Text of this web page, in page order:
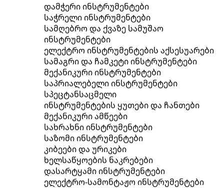
დამჭერი ინსტრუმენტები
საჭრელი ინსტრუმენტები
სამღებრო და ქვაზე სამუშაო
ინსტრუმენტები
ელექტრო ინსტრუმენტების აქსესუარები
სამაგრი და ჩამკეტი ინსტრუმენტები
მექანიკური ინსტრუმენტები
საპრიალებელი ინსტრუმენტები
სპეცტანსაცმელი
ინსტრუმენტების ყუთები და ჩანთები
მექანიკური ამწეები
სახრახნი ინსტრუმენტები
საზომი ინსტრუმენტები
კიბეები და ურიკები
ხელსაწყოების ნაკრებები
დასარტყამი ინსტრუმენტები
ელექტრო-სამონტაჟო ინსტრუმენტები